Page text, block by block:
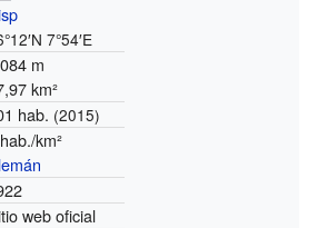
7°54′E
m
km²
hab. (2015)
km²
web oficial